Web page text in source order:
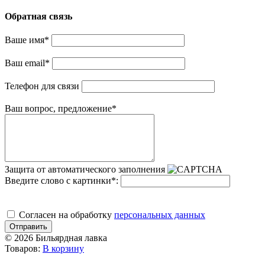
Обратная связь
Ваше имя*
Ваш email*
Телефон для связи
Ваш вопрос, предложение*
Защита от автоматического заполнения
Введите слово с картинки*:
Cогласен на обработку персональных данных
Отправить
© 2026 Бильярдная лавка
Товаров: В корзину